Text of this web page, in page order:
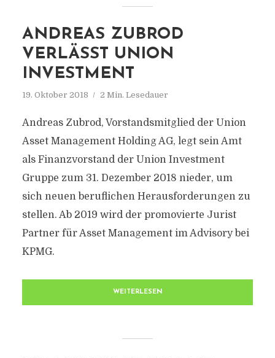
ANDREAS ZUBROD
VERLÄSST UNION
INVESTMENT
19. Oktober 2018 2 Min. Lesedauer
Andreas Zubrod, Vorstandsmitglied der Union
Asset Management Holding AG, legt sein Amt
als Finanzvorstand der Union Investment
Gruppe zum 31. Dezember 2018 nieder, um
sich neuen beruflichen Herausforderungen zu
stellen. Ab 2019 wird der promovierte Jurist
Partner für Asset Management im Advisory bei
KPMG.
WEITERLESEN